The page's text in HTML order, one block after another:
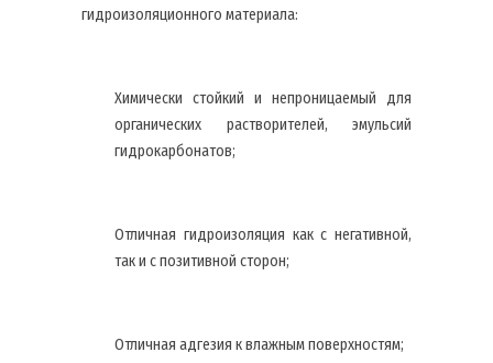
гидроизоляционного материала:
Химически стойкий и непроницаемый для
органических растворителей, эмульсий
гидрокарбонатов;
Отличная гидроизоляция как с негативной,
так и с позитивной сторон;
Отличная адгезия к влажным поверхностям;